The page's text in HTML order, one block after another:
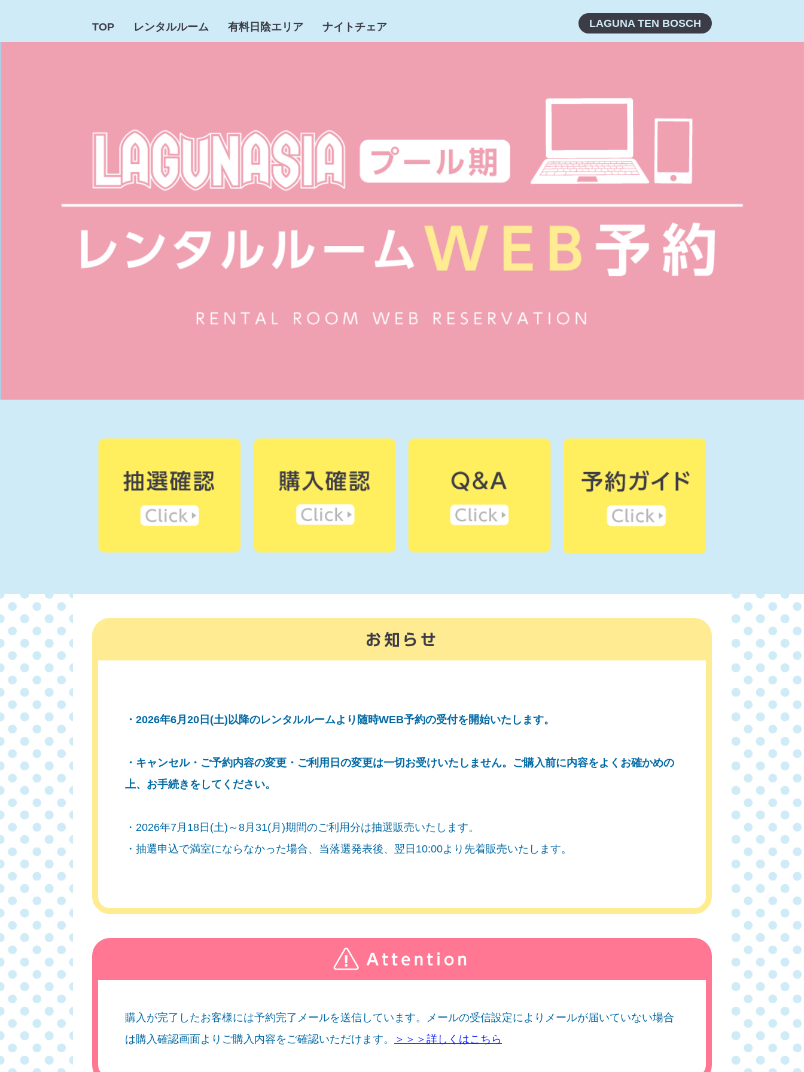
TOP レンタルルーム 有料日陰エリア ナイトチェア LAGUNA TEN BOSCH
・2026年6月20日(土)以降のレンタルルームより随時WEB予約の受付を開始いたします。
・キャンセル・ご予約内容の変更・ご利用日の変更は一切お受けいたしません。ご購入前に内容をよくお確かめの
上、お手続きをしてください。
・2026年7月18日(土)～8月31(月)期間のご利用分は抽選販売いたします。
・抽選申込で満室にならなかった場合、当落選発表後、翌日10:00より先着販売いたします。
購入が完了したお客様には予約完了メールを送信しています。メールの受信設定によりメールが届いていない場合
は購入確認画面よりご購入内容をご確認いただけます。
＞＞＞詳しくはこちら